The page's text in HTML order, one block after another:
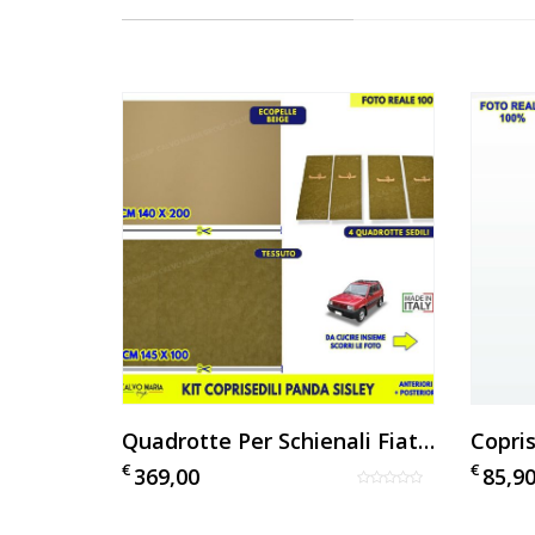
Quadrotte Per Schienali Fiat Panda Sisley Con Similpelle E Velluto Al Metro
369,00
€
85,90
€